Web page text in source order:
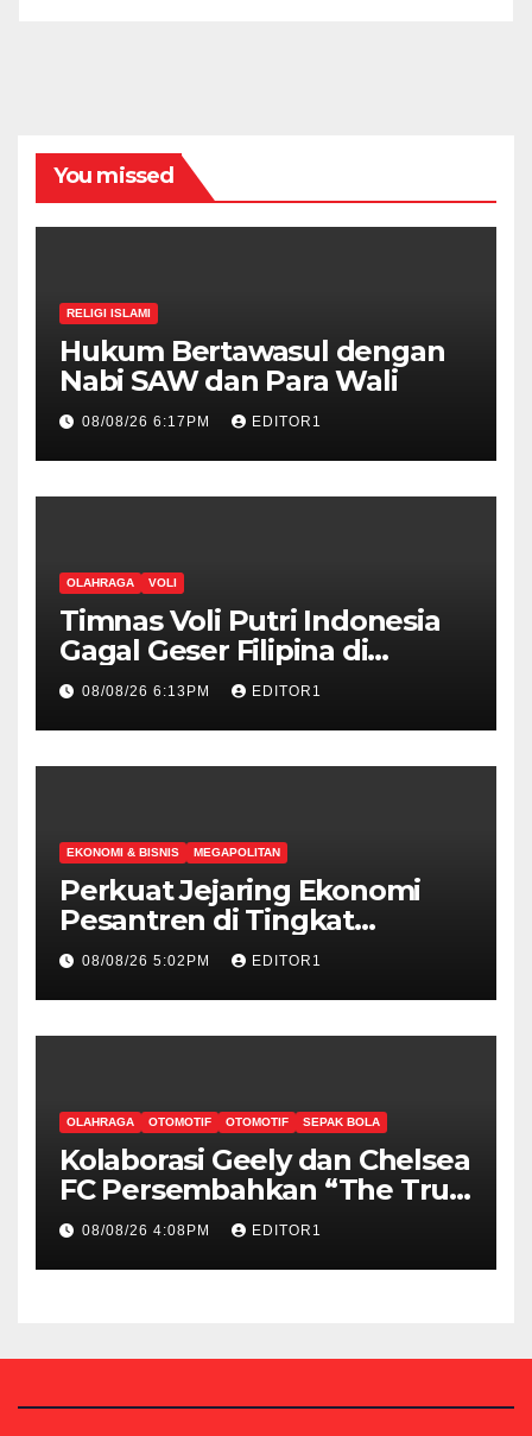
You missed
RELIGI ISLAMI
Hukum Bertawasul dengan
Nabi SAW dan Para Wali
08/08/26 6:17PM EDITOR1
OLAHRAGA VOLI
Timnas Voli Putri Indonesia
Gagal Geser Filipina di
Klasemen Sementara SEA V
Cup Putri 2026, Usai Dihajar
Thailand 3-0
08/08/26 6:13PM EDITOR1
EKONOMI & BISNIS MEGAPOLITAN
Perkuat Jejaring Ekonomi
Pesantren di Tingkat
Internasional, Hibitren Jaktim
dan PCI Malaysia Teken MoU
08/08/26 5:02PM EDITOR1
OLAHRAGA OTOMOTIF OTOMOTIF SEPAK BOLA
Kolaborasi Geely dan Chelsea
FC Persembahkan “The True
Blue Journey di Indonesia”
08/08/26 4:08PM EDITOR1